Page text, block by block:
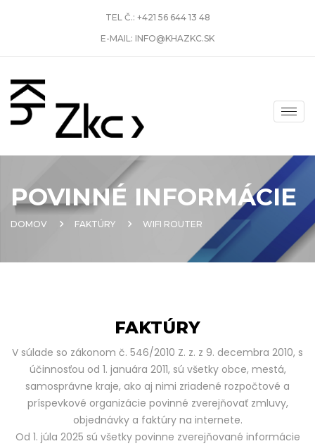
TEL Č.: +421 56 644 13 48
E-MAIL: INFO@KHAZKC.SK
POVINNÉ INFORMÁCIE
DOMOV FAKTÚRY WIFI ROUTER
FAKTÚRY
V súlade so zákonom č. 546/2010 Z. z. z 9. decembra 2010, s
účinnosťou od 1. januára 2011, sú všetky obce, mestá,
samosprávne kraje, ako aj nimi zriadené rozpočtové a
príspevkové organizácie povinné zverejňovať zmluvy,
objednávky a faktúry na internete.
Od 1. júla 2025 sú všetky povinne zverejňované informácie